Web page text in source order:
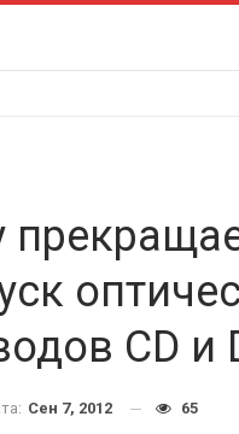
CD и
Сен 7, 2012 65